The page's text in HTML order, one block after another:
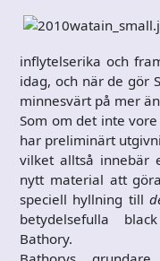
inflytelserika och
idag, och när de gör
minnesvärt på mer
Som om det inte
har preliminärt
vilket alltså innebär
nytt material att
speciell hyllning till
betydelsefulla
Bathory.